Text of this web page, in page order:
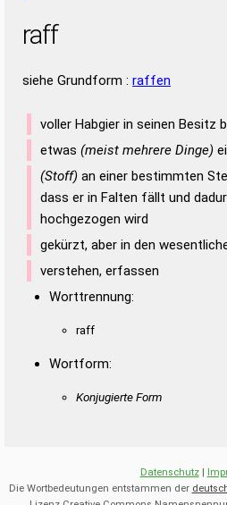
bestimmen!
Duden –
Duden –
Deutsch
Duden –
Duden –
raff
siehe Grundform : raffen
voller Habgier in seinen Besitz
etwas (meist mehrere Dinge)
(Stoff) an einer bestimmten
dass er in Falten fällt und
hochgezogen wird
gekürzt, aber in den
verstehen, erfassen
Worttrennung:
raff
Wortform:
Konjugierte Form
Datenschutz|
Die Wortbedeutungen entstammen der